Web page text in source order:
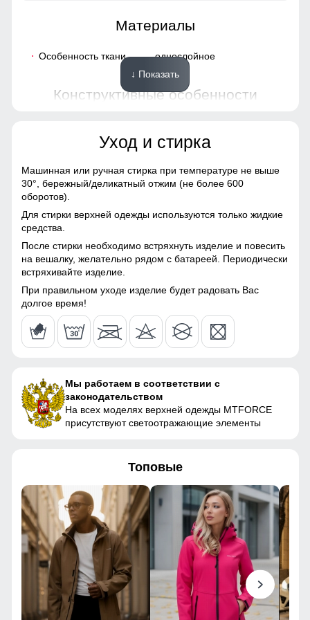
Материалы
Особенность ткани однослойное
Конструктивные особенности
Особенности белья плоские швы
Дизайн и стиль
Стиль
спортивный,
Упаковка и размеры
Цвет
Габариты (ДхШхВ) 30 x 24 x 4 см
Описание
Удобное, экологически чистое женское термобелье.
Искусственный материал всегда пропускает воздух,
поэтому тело будет «‎дышать». Термобелье является
облегающим, не стесняет движений, и не вызывает
раздражений. Износоустойчивая искусственная ткань
гарантирует длительный срок эксплуатации.
Данная модель подойдет для круглогодичного
использования. Термобелье эффективно
задерживает тепло, и создает внутренний
микроклимат, в такой одежде замерзнуть невозможно.
Ткань также эффективно выводит лишнюю воду,
чтобы тело оставалось сухим. Зимой термобелье
рекомендуется использовать для защиты от холода, а
↓ Показать
Уход и стирка
Машинная или ручная стирка при температуре не выше
30°, бережный/деликатный отжим (не более 600
оборотов).
Для стирки верхней одежды используются только жидкие
средства.
После стирки необходимо встряхнуть изделие и повесить
на вешалку, желательно рядом с батареей. Периодически
встряхивайте изделие.
При правильном уходе изделие будет радовать Вас
долгое время!
Мы работаем в соответствии с
законодательством
На всех моделях верхней одежды MTFORCE
присутствуют светоотражающие элементы
Топовые